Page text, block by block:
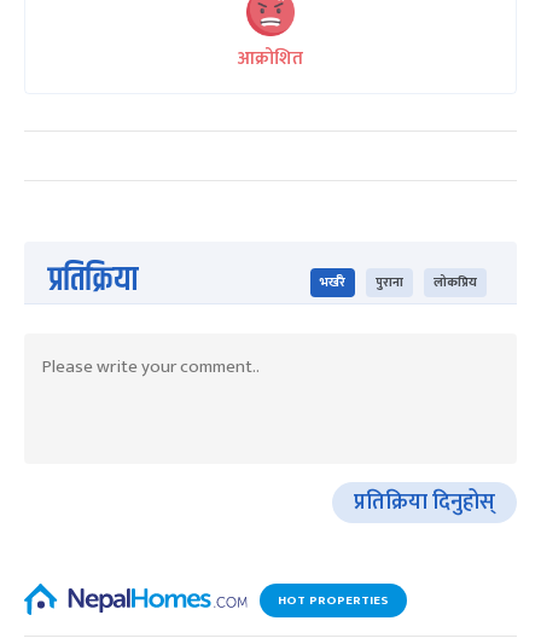
आक्रोशित
प्रतिक्रिया भर्खरै पुराना लोकप्रिय
प्रतिक्रिया दिनुहोस्
HOT PROPERTIES